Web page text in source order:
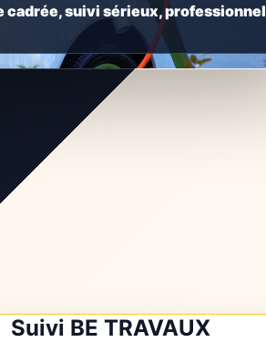
cadrée, suivi sérieux, professionnel
Suivi BE TRAVAUX